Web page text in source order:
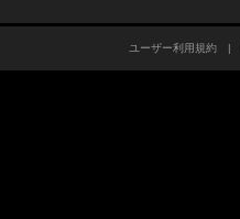
ユーザー利用規約|